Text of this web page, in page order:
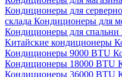
Кондиционеры для
склада Кондиционеры для
Кондиционеры для спальни
Китайские кондиционеры
Кондиционеры 9000 BTU
Кондиционеры 18000 BTU
Кондиционеры 36000 BTU